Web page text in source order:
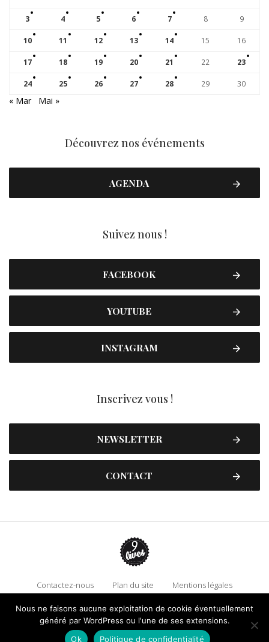
3 4 5 6 7 8 9
10 11 12 13 14 15 16
17 18 19 20 21 22 23
24 25 26 27 28 29 30
« Mar Mai »
Découvrez nos événements
AGENDA
Suivez nous !
FACEBOOK
YOUTUBE
INSTAGRAM
Inscrivez vous !
NEWSLETTER
CONTACT
Contactez-nous Plan du site
Mentions légales
Politique de confidentialité
Adhérez à 9 Lives
Faire un don !
Nous ne faisons aucune exploitation de cookie éventuellement
généré par WordPress ou l'une de ses extensions.
Ok
Politique de confidentialité